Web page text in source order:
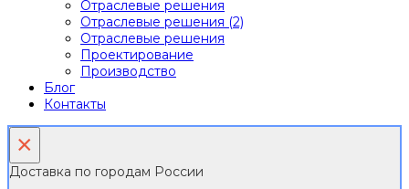
Отраслевые решения
Отраслевые решения (2)
Отраслевые решения
Проектирование
Производство
Блог
Контакты
×
Доставка по городам России